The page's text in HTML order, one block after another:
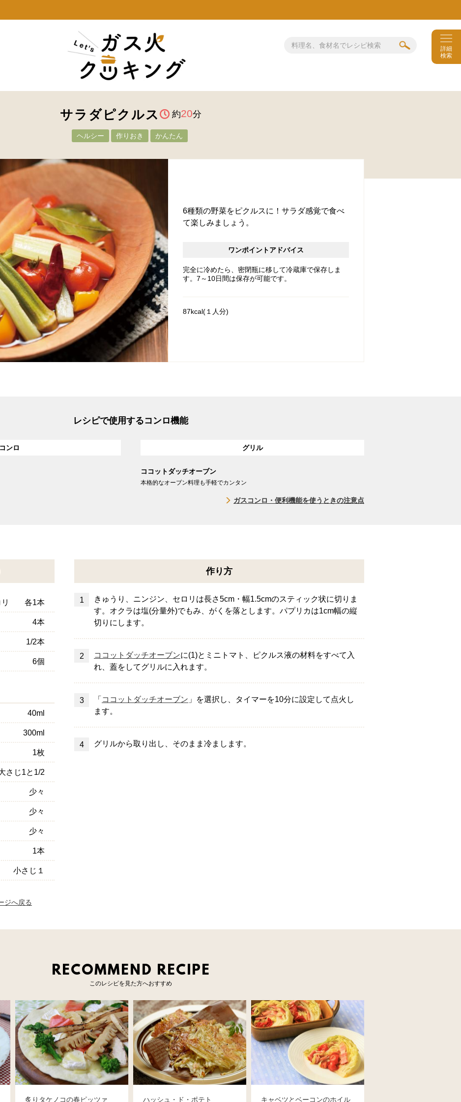
詳細
検索
サラダピクルス 約20分
ヘルシー 作りおき かんたん
6種類の野菜をピクルスに！サラダ感覚で食べ
て楽しみましょう。
ワンポイントアドバイス
完全に冷めたら、密閉瓶に移して冷蔵庫で保存しま
す。7～10日間は保存が可能です。
87kcal(１人分)
レシピで使用するコンロ機能
コンロ グリル
ココットダッチオーブン
本格的なオーブン料理も手軽でカンタン
ガスコンロ・便利機能を使うときの注意点
各1本
4本
1/2本
6個
40ml
300ml
1枚
さじ1と1/2
少々
少々
少々
1本
小さじ１
作り方
きゅうり、ニンジン、セロリは長さ5cm・幅1.5cmのスティック状に切りま
す。オクラは塩(分量外)でもみ、がくを落とします。パプリカは1cm幅の縦
切りにします。
ココットダッチオーブンに(1)とミニトマト、ピクルス液の材料をすべて入
れ、蓋をしてグリルに入れます。
「ココットダッチオーブン 」を選択し、タイマーを10分に設定して点火し
ます。
グリルから取り出し、そのまま冷まします。
ジへ戻る
RECOMMEND RECIPE
このレシピを見た方へおすすめ
炙りタケノコの春ピッツァ ハッシュ・ド・ポテト キャベツとベーコンのホイル